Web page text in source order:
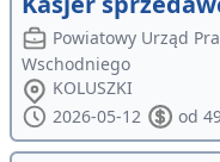
Powiatowy Urząd
Wschodniego
KOLUSZKI
2026-05-12
od